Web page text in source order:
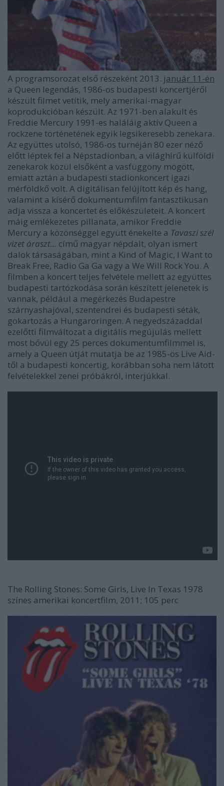
A programsorozat első részeként 2013. január 11-én
a Queen legendás, 1986-os budapesti koncertjéről
készült filmet vetítik, mely amerikai-magyar
koprodukcióban készült. Az 1971-ben alakult és
Freddie Mercury 1991-es haláláig aktív Queen a
rockzene történetének egyik legsikeresebb zenekara.
Az együttes utolsó, 1986-os turnéján 80 ezer néző
előtt léptek fel a Népstadionban, a világhírű külföldi
zenekarok közül elsőként a vasfüggöny mögött,
emiatt aztán a budapesti stadionkoncert igazi
mérföldkő volt. A digitálisan felújított kép és hang,
valamint a kísérő dokumentumfilm fantasztikusan
adja vissza a koncertet és előkészületeit. A koncert
máig emlékezetes pillanata, amikor Freddie
Mercury a közönséggel együtt énekelte a Tavasziszél
vizet áraszt... című magyar népdalt, olyan ismert
dalok társaságában, mint a Kind of Magic, I Want to
Break Free, Radio Ga Ga vagy a We Will Rock You. A
filmben a koncert teljes felvétele mellett az együttes
budapesti tartózkodása során készített jelenetek is
vannak, például a megérkezés Budapestre
szárnyashajóval, szentendrei és budapesti séták,
gokartozás a Hungaroringen. A negyedszázaddal
ezelőtti filmváltozat a digitális megújulás mellett
most bővül egy 25 perces dokumentumfilmmel is,
amely a Queen útját mutatja be az 1985-ös Live Aid-
től a budapesti koncertig, korábban soha nem látott
felvételekkel zenei próbákról, interjúkkal.
The Rolling Stones: Some Girls, Live In Texas 1978
színes amerikai koncertfilm, 2011; 105 perc